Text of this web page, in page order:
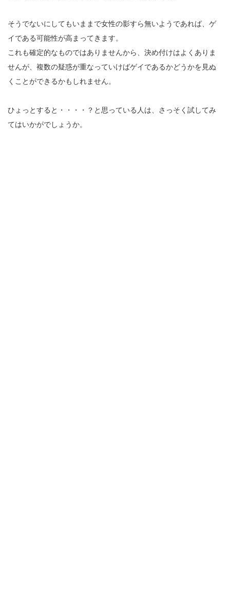
そうでないにしてもいままで女性の影すら無いようであれば、ゲ
イである可能性が高まってきます。
これも確定的なものではありませんから、決め付けはよくありま
せんが、複数の疑惑が重なっていけばゲイであるかどうかを見ぬ
くことができるかもしれません。
ひょっとすると・・・・？と思っている人は、さっそく試してみ
てはいかがでしょうか。